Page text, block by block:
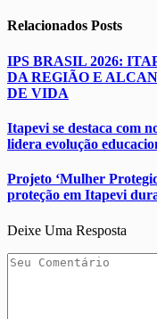
Relacionados Posts
IPS BRASIL 2026:
DA REGIÃO E
DE VIDA
Itapevi se destaca com
lidera evolução
Projeto ‘Mulher
proteção em Itapevi
Deixe Uma Resposta